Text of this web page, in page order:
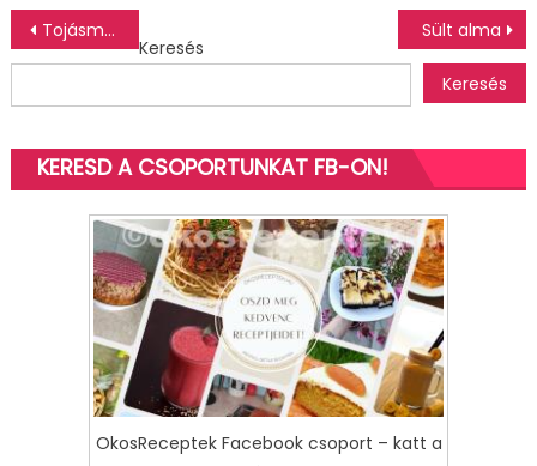
Bejegyzés
navigáció
Tojásmentes íróka máz Sült alma
Keresés
Keresés
KERESD A CSOPORTUNKAT FB-ON!
OkosReceptek Facebook csoport – katt a